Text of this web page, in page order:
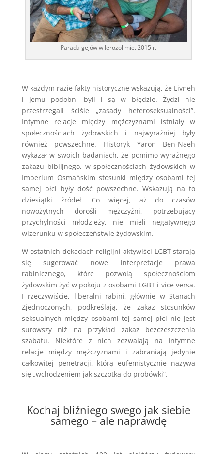
Parada gejów w Jerozolimie, 2015 r.
W każdym razie fakty historyczne wskazują, że Livneh
i jemu podobni byli i są w błędzie. Żydzi nie
przestrzegali ściśle „zasady heteroseksualności”.
Intymne relacje między mężczyznami istniały w
społecznościach żydowskich i najwyraźniej były
również powszechne. Historyk Yaron Ben-Naeh
wykazał w swoich badaniach, że pomimo wyraźnego
zakazu biblijnego, w społecznościach żydowskich w
Imperium Osmańskim stosunki między osobami tej
samej płci były dość powszechne. Wskazują na to
dziesiątki źródeł. Co więcej, aż do czasów
nowożytnych dorośli mężczyźni, potrzebujący
przychylności młodzieży, nie mieli negatywnego
wizerunku w społeczeństwie żydowskim.
W ostatnich dekadach religijni aktywiści LGBT starają
się sugerować nowe interpretacje prawa
rabinicznego, które pozwolą społecznościom
żydowskim żyć w pokoju z osobami LGBT i vice versa.
I rzeczywiście, liberalni rabini, głównie w Stanach
Zjednoczonych, podkreślają, że zakaz stosunków
seksualnych między osobami tej samej płci nie jest
surowszy niż na przykład zakaz bezczeszczenia
szabatu. Niektóre z nich zezwalają na intymne
relacje między mężczyznami i zabraniają jedynie
całkowitej penetracji, którą eufemistycznie nazywa
się „wchodzeniem jak szczotka do probówki”.
Kochaj bliźniego swego jak siebie
samego – ale naprawdę